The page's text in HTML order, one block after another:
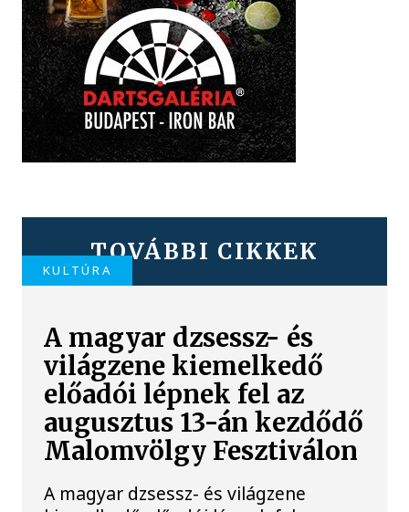
TOVÁBBI CIKKEK
KULTÚRA
A magyar dzsessz- és
világzene kiemelkedő
előadói lépnek fel az
augusztus 13-án kezdődő
Malomvölgy Fesztiválon
A magyar dzsessz- és világzene